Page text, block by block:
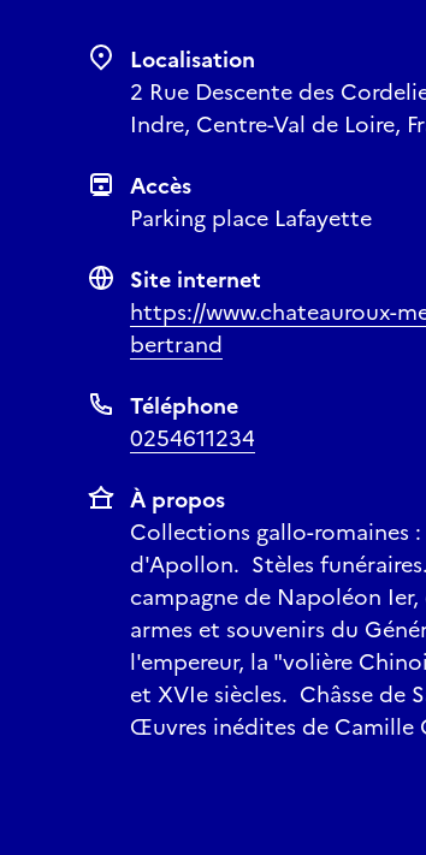
Localisation
2 Rue Descente des
Indre, Centre-Val de Loire,
Accès
Parking place Lafayette
Site internet
https://www.chateauroux-
bertrand
Téléphone
0254611234
À propos
Collections gallo-romaines
d'Apollon. Stèles
campagne de Napoléon
armes et souvenirs du
l'empereur, la "volière
et XVIe siècles. Châsse de
Œuvres inédites de Camille